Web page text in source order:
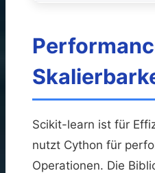
Scikit-learn ist für
nutzt Cython für
Operationen. Die